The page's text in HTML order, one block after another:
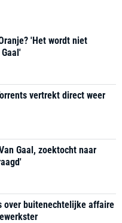
'Het wordt niet
vertrekt direct weer
Gaal, zoektocht naar
over buitenechtelijke affaire